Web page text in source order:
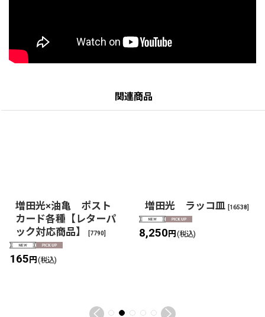
関連商品
増田光×油亀 ポスト
カード各種【レターパ
ック対応商品】
[7790]
165円 (税込)
増田光 ラッコ皿 [16538]
8,250円 (税込)